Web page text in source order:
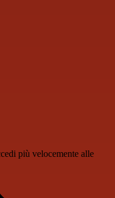
più velocemente alle